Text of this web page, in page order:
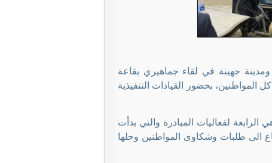
ومدينة جهينة في لقاء جماهيري بقاعة
المواطنين، بحضور القيادات التنفيذية
لفعاليات المبادرة والتي بدأت
الى طلبات وشكاوى المواطنين وحلها